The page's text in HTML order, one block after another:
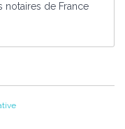
notaires de France